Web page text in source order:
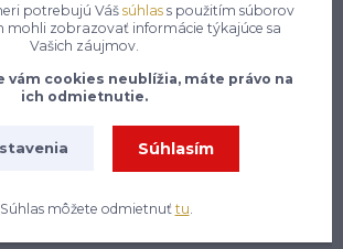
potrebujú Vášsúhlas s použitím súborov
mohli zobrazovať informácie týkajúce sa
Vašich záujmov.
vám cookies neublížia, máte právo na
ich odmietnutie.
Súhlasím
Súhlas môžete odmietnuť tu.